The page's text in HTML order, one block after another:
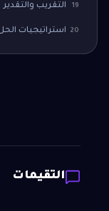
19 التقريب والتقدير
20 استراتيجيات
التقيمات